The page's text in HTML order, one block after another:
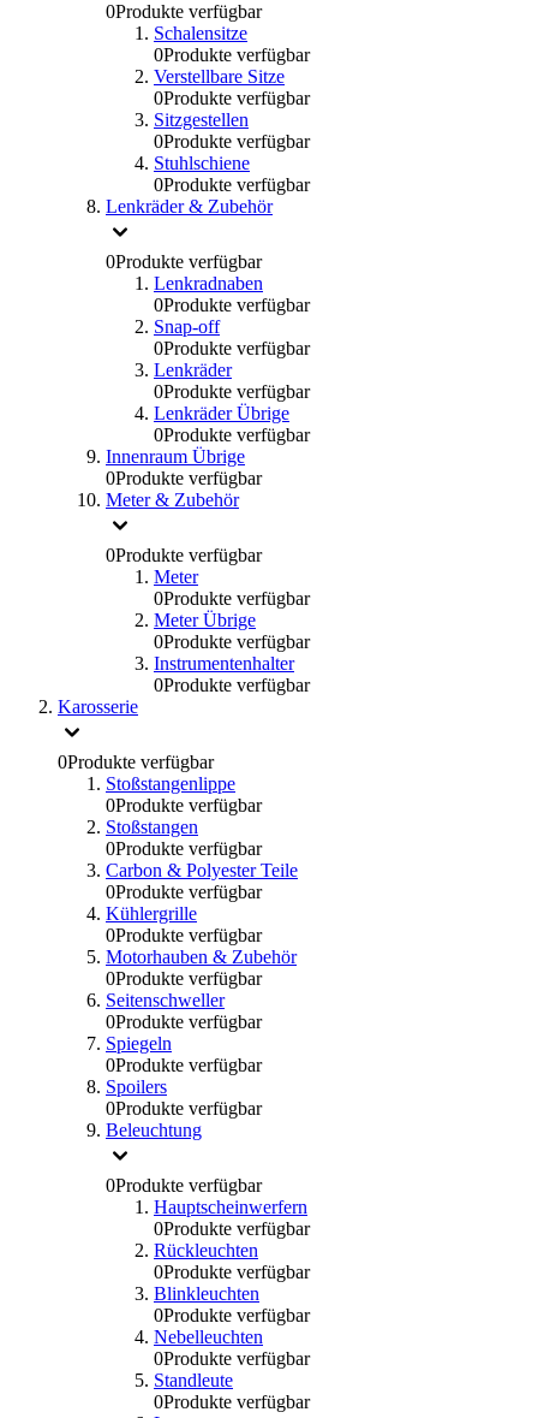
0Produkte verfügbar
Schalensitze
0Produkte verfügbar
Verstellbare Sitze
0Produkte verfügbar
Sitzgestellen
0Produkte verfügbar
Stuhlschiene
0Produkte verfügbar
Lenkräder & Zubehör
0Produkte verfügbar
Lenkradnaben
0Produkte verfügbar
Snap-off
0Produkte verfügbar
Lenkräder
0Produkte verfügbar
Lenkräder Übrige
0Produkte verfügbar
Innenraum Übrige
0Produkte verfügbar
Meter & Zubehör
0Produkte verfügbar
Meter
0Produkte verfügbar
Meter Übrige
0Produkte verfügbar
Instrumentenhalter
0Produkte verfügbar
Karosserie
0Produkte verfügbar
Stoßstangenlippe
0Produkte verfügbar
Stoßstangen
0Produkte verfügbar
Carbon & Polyester Teile
0Produkte verfügbar
Kühlergrille
0Produkte verfügbar
Motorhauben & Zubehör
0Produkte verfügbar
Seitenschweller
0Produkte verfügbar
Spiegeln
0Produkte verfügbar
Spoilers
0Produkte verfügbar
Beleuchtung
0Produkte verfügbar
Hauptscheinwerfern
0Produkte verfügbar
Rückleuchten
0Produkte verfügbar
Blinkleuchten
0Produkte verfügbar
Nebelleuchten
0Produkte verfügbar
Standleute
0Produkte verfügbar